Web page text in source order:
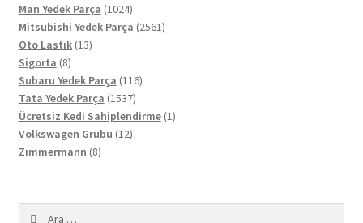
ürün
Man Yedek Parça 10241024
ürün
Mitsubishi Yedek Parça 25612561
Oto Lastik 1313
Sigorta 88
ürün
Subaru Yedek Parça 116116
Tata Yedek Parça 15371537
ürün
Ücretsiz Kedi Sahiplendirme 11
Volkswagen Grubu 1212
Zimmermann 88